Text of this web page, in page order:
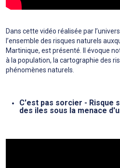
Dans cette vidéo réalisée par
l’ensemble des risques naturels
Martinique, est présenté. Il évoque
à la population, la cartographie des
phénomènes naturels.
C'est pas sorcier - Risque
des iles sous la menace